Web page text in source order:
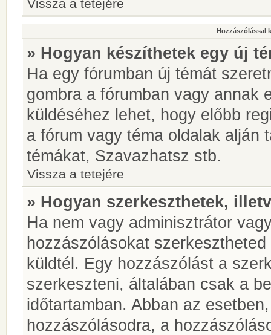
Vissza a tetejére
Hozzászólással
» Hogyan készíthetek egy új
Ha egy fórumban új témát
gombra a fórumban vagy annak
küldéséhez lehet, hogy előbb
a fórum vagy téma oldalak alján
témákat, Szavazhatsz stb.
Vissza a tetejére
» Hogyan szerkeszthetek,
Ha nem vagy adminisztrátor
hozzászólásokat
küldtél. Egy hozzászólást a
szerkeszteni, általában csak a
időtartamban. Abban az
hozzászólásodra, a